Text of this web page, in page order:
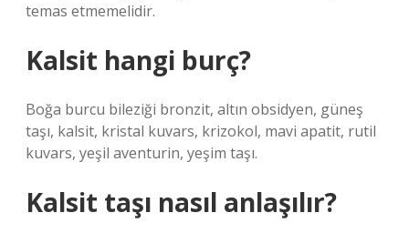
temas etmemelidir.
Kalsit hangi burç?
Boğa burcu bileziği bronzit, altın obsidyen, güneş
taşı, kalsit, kristal kuvars, krizokol, mavi apatit, rutil
kuvars, yeşil aventurin, yeşim taşı.
Kalsit taşı nasıl anlaşılır?